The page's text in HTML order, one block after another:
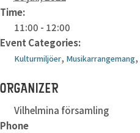
Time:
11:00 - 12:00
Event Categories:
Kulturmiljöer, Musikarrangemang,
ORGANIZER
Vilhelmina församling
Phone